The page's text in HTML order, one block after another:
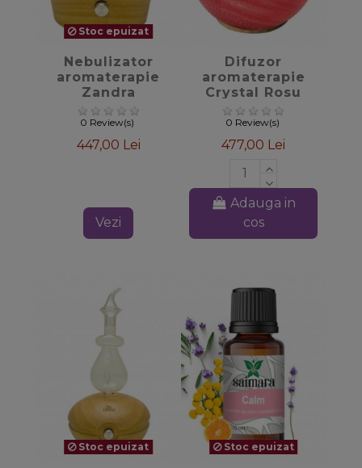
favorite_border
Stoc epuizat
Nebulizator
aromaterapie
Zandra
0 Review(s)
447,00 Lei
Vezi
favorite_border
Difuzor
aromaterapie
Crystal Rosu
0 Review(s)
477,00 Lei
Adauga in
cos
favorite_border
Stoc epuizat favorite_border
Stoc epuizat